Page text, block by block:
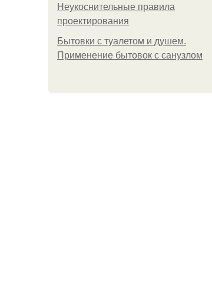
Неукоснительные правила
проектирования
Бытовки с туалетом и душем.
Применение бытовок с санузлом